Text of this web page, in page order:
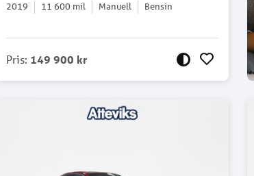
2019 11 600 mil Manuell Bensin
Pris: 149 900 kr